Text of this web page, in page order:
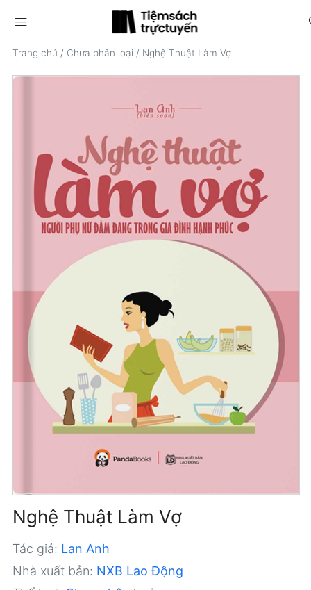
menu
Trang chủ / Chưa phân loại / Nghệ Thuật Làm Vợ
Nghệ Thuật Làm Vợ
Tác giả: Lan Anh
Nhà xuất bản: NXB Lao Động